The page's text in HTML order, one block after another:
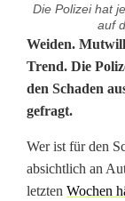
Die Polizei hat
auf
A
u
t
o
s
Weiden.
Trend. Die
den Schaden
gefragt.
Wer ist für den
absichtlich an
letzten Wochen